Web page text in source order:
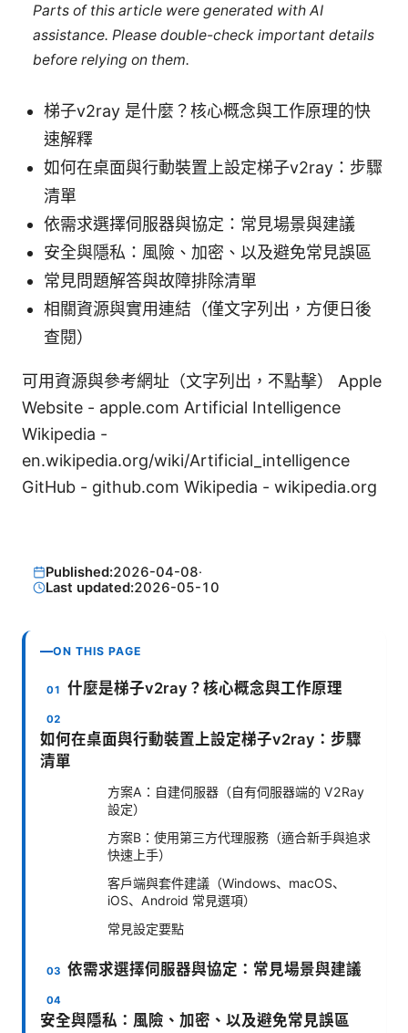
Parts of this article were generated with AI
assistance. Please double-check important details
before relying on them.
梯子v2ray 是什麼？核心概念與工作原理的快
速解釋
如何在桌面與行動裝置上設定梯子v2ray：步驟
清單
依需求選擇伺服器與協定：常見場景與建議
安全與隱私：風險、加密、以及避免常見誤區
常見問題解答與故障排除清單
相關資源與實用連結（僅文字列出，方便日後
查閱）
可用資源與參考網址（文字列出，不點擊） Apple
Website - apple.com Artificial Intelligence
Wikipedia -
en.wikipedia.org/wiki/Artificial_intelligence
GitHub - github.com Wikipedia - wikipedia.org
Published:2026-04-08·
Last updated:2026-05-10
ON THIS PAGE
什麼是梯子v2ray？核心概念與工作原理
如何在桌面與行動裝置上設定梯子v2ray：步驟
清單
方案A：自建伺服器（自有伺服器端的 V2Ray
設定）
方案B：使用第三方代理服務（適合新手與追求
快速上手）
客戶端與套件建議（Windows、macOS、
iOS、Android 常見選項）
常見設定要點
依需求選擇伺服器與協定：常見場景與建議
安全與隱私：風險、加密、以及避免常見誤區